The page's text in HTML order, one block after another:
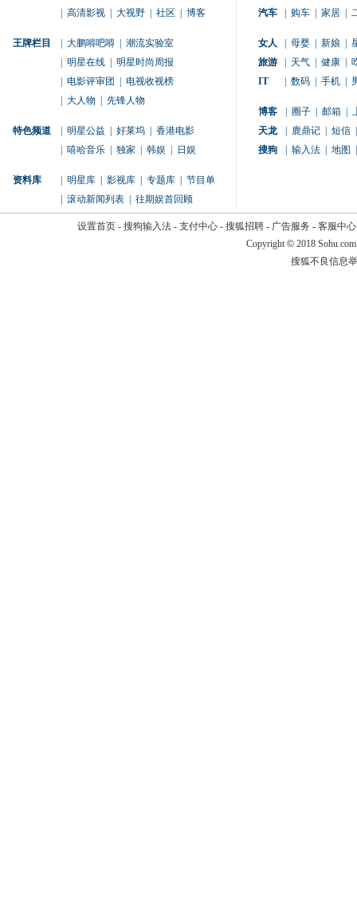
高清影视 大视野 社区 博客
王牌栏目 大鹏嘚吧嘚
潮流实验室
明星在线
明星时尚周报
电影评审团
电视收视榜
大人物 先锋人物
特色频道 明星公益 好莱坞
香港电影
嘻哈音乐 独家 韩娱 日娱
资料库 明星库 影视库 专题库
节目单
滚动新闻列表 往期娱首回顾
汽车
购车 家居
女人 母婴 新娘
旅游
天气 健康
IT
数码 手机
博客 圈子 邮箱
天龙
鹿鼎记 短信
搜狗
输入法 地图
设置首页- 搜狗输入法- 支付中心- 搜狐招聘- 广告服务 - 客服中心
Copyright © 2018
搜狐不良信息